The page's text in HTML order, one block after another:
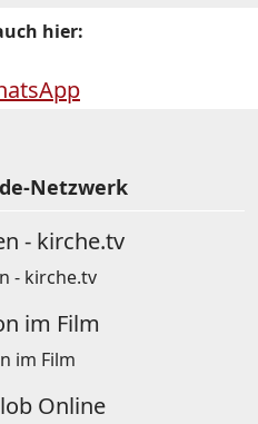
hier:
Netzwerk
- kirche.tv
im Film